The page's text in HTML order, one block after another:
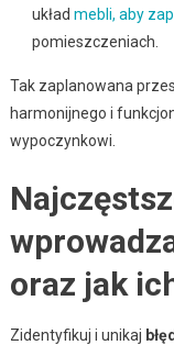
układ mebli, aby
pomieszczeniach.
Tak zaplanowana
harmonijnego i
wypoczynkowi.
oraz jak
Zidentyfikuj i unikaj